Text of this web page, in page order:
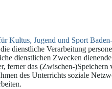
Kultus, Jugend und Sport
dienstliche Verarbeitung
dienstlichen Zwecken
ferner das (Zwischen-)Speichern
des Unterrichts soziale